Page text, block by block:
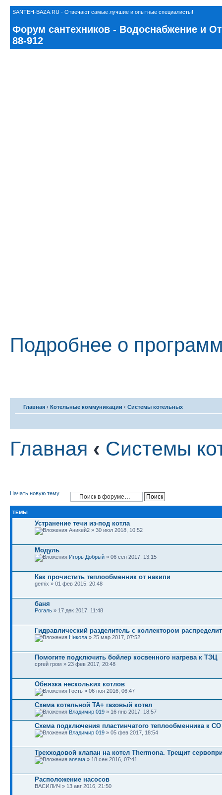
SANTEH-BAZA.RU - Отвечают самые лучшие и опытные специалисты!
Форум сантехников - Водоснабжение и
88-912
Подробнее о
Главная ‹ Котельные коммуникации ‹ Системы котельных
Главная ‹ Системы
Начать новую тему
ТЕМЫ
Устранение течи из-под котла
Аникей2 » 30 июл 2018, 10:52
Модуль
Игорь Добрый » 06 сен 2017, 13:15
Как прочистить теплообменник от накипи
gemix » 01 фев 2015, 20:48
баня
Рогаль » 17 дек 2017, 11:48
Гидравлический разделитель с коллектором
Никола » 25 мар 2017, 07:52
Помогите подключить бойлер косвенного нагрева к ТЭЦ
сргей гром » 23 фев 2017, 20:48
Обвязка нескольких котлов
Гость » 06 ноя 2016, 06:47
Схема котельной ТА+ газовый котел
Владимир 019 » 16 янв 2017, 18:57
Схема подключения пластинчатого теплообменника к СО
Владимир 019 » 05 фев 2017, 18:54
Трехходовой клапан на котел Thermona. Трещит
ansata » 18 сен 2016, 07:41
Расположение насосов
ВАСИЛИЧ » 13 авг 2016, 21:50